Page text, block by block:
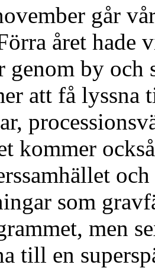
går
året hade
genom by och
att få lyssna
kommer
som
men
till en